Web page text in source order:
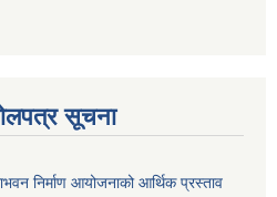
सूचना
निर्माण आयोजनाको आर्थिक प्रस्ताव